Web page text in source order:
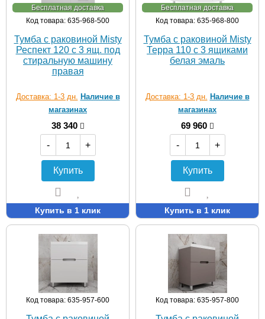
Бесплатная доставка
Код товара: 635-968-500
Тумба с раковиной Misty
Респект 120 с 3 ящ. под
стиральную машину
правая
Доставка: 1-3 дн. Наличие в
магазинах
38 340
-
+
Купить
Купить в 1 клик
Бесплатная доставка
Код товара: 635-968-800
Тумба с раковиной Misty
Терра 110 с 3 ящиками
белая эмаль
Доставка: 1-3 дн. Наличие в
магазинах
69 960
-
+
Купить
Купить в 1 клик
Код товара: 635-957-600 Код товара: 635-957-800